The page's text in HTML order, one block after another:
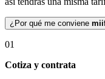
¿Por qué me conviene
01
Cotiza y contrata